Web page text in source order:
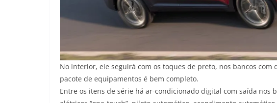
No interior, ele seguirá com os toques de preto, nos bancos com
pacote de equipamentos é bem completo.
Entre os itens de série há ar-condicionado digital com saída nos